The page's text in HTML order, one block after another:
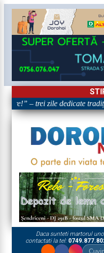
– trei zile dedicate
Daca sunteti martorul
contactati la tel: